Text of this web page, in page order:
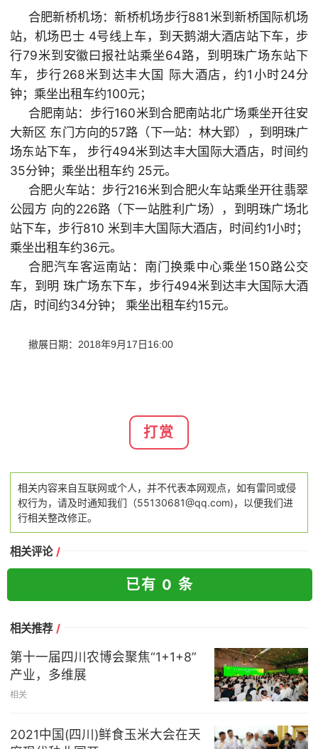
合肥新桥机场：新桥机场步行881米到新桥国际机场
站，机场巴士 4号线上车，到天鹅湖大酒店站下车，步
行79米到安徽曰报社站乘坐64路，到明珠广场东站下
车，步行268米到达丰大国 际大酒店，约1小时24分
钟；乘坐出租车约100元；
合肥南站：步行160米到合肥南站北广场乘坐开往安
大新区 东门方向的57路（下一站：林大郢），到明珠广
场东站下车， 步行494米到达丰大国际大酒店，时间约
35分钟；乘坐出租车约 25元。
合肥火车站：步行216米到合肥火车站乘坐开往翡翠
公园方 向的226路（下一站胜利广场），到明珠广场北
站下车，步行810 米到丰大国际大酒店，时间约1小时；
乘坐出租车约36元。
合肥汽车客运南站：南门换乘中心乘坐150路公交
车，到明 珠广场东下车，步行494米到达丰大国际大酒
店，时间约34分钟； 乘坐出租车约15元。
撤展日期：2018年9月17日16:00
打赏
相关内容来自互联网或个人，并不代表本网观点，如有雷同或侵
权行为，请及时通知我们（55130681@qq.com)，以便我们进
行相关整改修正。
相关评论 /
已有 0 条
相关推荐 /
第十一届四川农博会聚焦“1+1+8”
产业，多维展
相关
2021中国(四川)鲜食玉米大会在天